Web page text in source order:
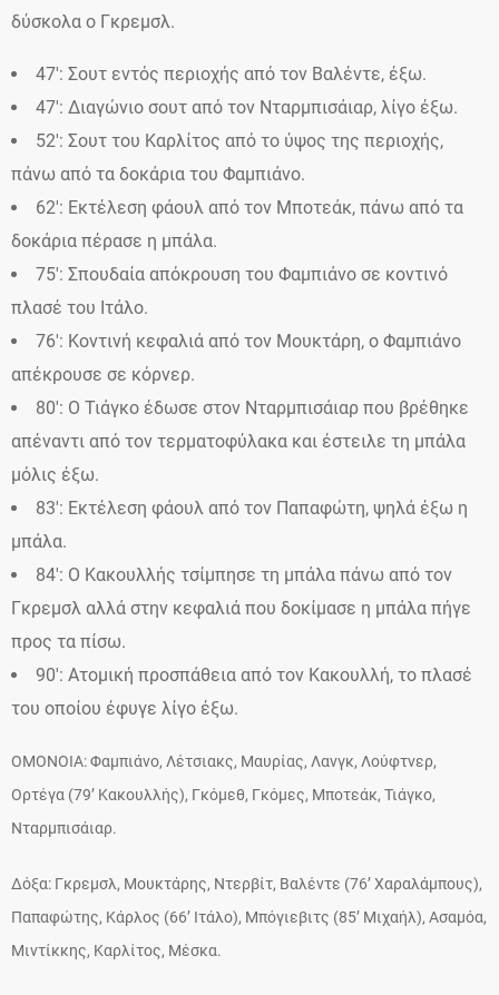
δύσκολα ο Γκρεμσλ.
47′: Σουτ εντός περιοχής από τον Βαλέντε, έξω.
47′: Διαγώνιο σουτ από τον Νταρμπισάιαρ, λίγο έξω.
52′: Σουτ του Καρλίτος από το ύψος της περιοχής,
πάνω από τα δοκάρια του Φαμπιάνο.
62′: Εκτέλεση φάουλ από τον Μποτεάκ, πάνω από τα
δοκάρια πέρασε η μπάλα.
75′: Σπουδαία απόκρουση του Φαμπιάνο σε κοντινό
πλασέ του Ιτάλο.
76′: Κοντινή κεφαλιά από τον Μουκτάρη, ο Φαμπιάνο
απέκρουσε σε κόρνερ.
80′: Ο Τιάγκο έδωσε στον Νταρμπισάιαρ που βρέθηκε
απέναντι από τον τερματοφύλακα και έστειλε τη μπάλα
μόλις έξω.
83′: Εκτέλεση φάουλ από τον Παπαφώτη, ψηλά έξω η
μπάλα.
84′: Ο Κακουλλής τσίμπησε τη μπάλα πάνω από τον
Γκρεμσλ αλλά στην κεφαλιά που δοκίμασε η μπάλα πήγε
προς τα πίσω.
90′: Ατομική προσπάθεια από τον Κακουλλή, το πλασέ
του οποίου έφυγε λίγο έξω.
OMONOIA: Φαμπιάνο, Λέτσιακς, Μαυρίας, Λανγκ, Λούφτνερ,
Ορτέγα (79’ Κακουλλής), Γκόμεθ, Γκόμες, Μποτεάκ, Τιάγκο,
Νταρμπισάιαρ.
Δόξα: Γκρεμσλ, Μουκτάρης, Ντερβίτ, Βαλέντε (76’ Χαραλάμπους),
Παπαφώτης, Κάρλος (66’ Ιτάλο), Μπόγιεβιτς (85’ Μιχαήλ), Ασαμόα,
Μιντίκκης, Καρλίτος, Μέσκα.